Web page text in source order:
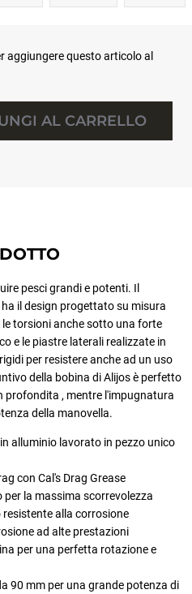
aggiungere questo articolo al
AL CARRELLO
pesci grandi e potenti. Il
il design progettato su misura
le torsioni anche sotto una forte
e le piastre laterali realizzate in
per resistere anche ad un uso
della bobina di Alijos è perfetto
profondita , mentre l'impugnatura
della manovella.
alluminio lavorato in pezzo unico
con Cal's Drag Grease
la massima scorrevolezza
resistente alla corrosione
ad alte prestazioni
per una perfetta rotazione e
90 mm per una grande potenza di